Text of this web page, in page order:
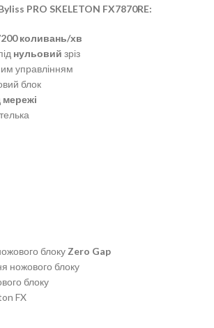
PRO SKELETON FX7870RE:
коливань/хв
нульовий зріз
управлінням
блок
мережі
блоку Zero Gap
ножового блоку
блоку
FX